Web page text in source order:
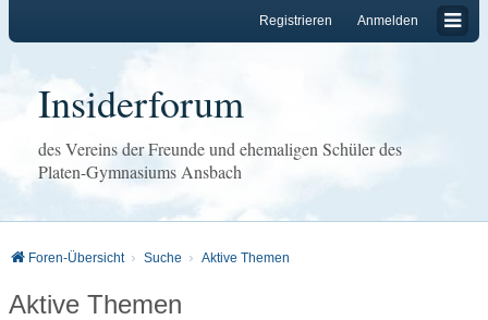
Anmelden
Registrieren
Insiderforum
des Vereins der Freunde und ehemaligen Schüler des
Platen-Gymnasiums Ansbach
Foren-Übersicht Suche Aktive Themen
Aktive Themen